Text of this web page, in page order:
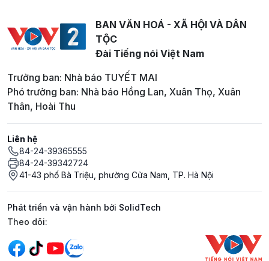
BAN VĂN HOÁ - XÃ HỘI VÀ DÂN
TỘC
Đài Tiếng nói Việt Nam
Trưởng ban: Nhà báo TUYẾT MAI
Phó trưởng ban: Nhà báo Hồng Lan, Xuân Thọ, Xuân
Thân, Hoài Thu
Liên hệ
84-24-39365555
84-24-39342724
41-43 phố Bà Triệu, phường Cửa Nam, TP. Hà Nội
Phát triển và vận hành bởi SolidTech
Mạng xã hội
Theo dõi: